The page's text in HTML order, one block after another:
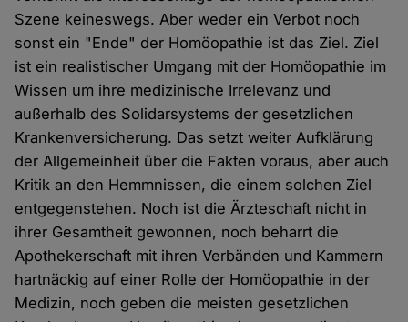
Szene keineswegs. Aber weder ein Verbot noch
sonst ein "Ende" der Homöopathie ist das Ziel. Ziel
ist ein realistischer Umgang mit der Homöopathie im
Wissen um ihre medizinische Irrelevanz und
außerhalb des Solidarsystems der gesetzlichen
Krankenversicherung. Das setzt weiter Aufklärung
der Allgemeinheit über die Fakten voraus, aber auch
Kritik an den Hemmnissen, die einem solchen Ziel
entgegenstehen. Noch ist die Ärzteschaft nicht in
ihrer Gesamtheit gewonnen, noch beharrt die
Apothekerschaft mit ihren Verbänden und Kammern
hartnäckig auf einer Rolle der Homöopathie in der
Medizin, noch geben die meisten gesetzlichen